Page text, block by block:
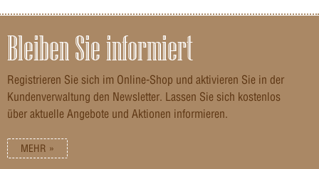
die
und
Bleiben Sie informiert
Registrieren Sie sich im Online-Shop und aktivieren Sie in der
Kundenverwaltung den Newsletter. Lassen Sie sich kostenlos
über aktuelle Angebote und Aktionen informieren.
MEHR »